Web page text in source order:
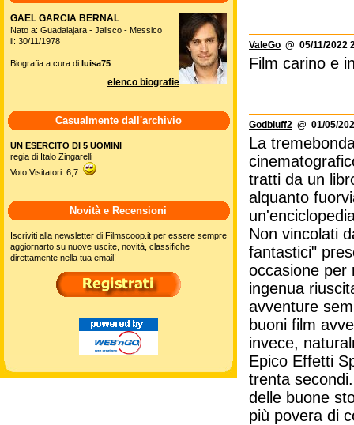
ValeGo @ 05/11/2022
Film carino e
Godbluff2 @ 01/05/
La
tratti da un
alquanto
Non vincolati
fantastici"
occasione per
ingenua
avventure
buoni film
invece,
Epico Effetti
trenta
delle buone
più povera di
GAEL GARCIA BERNAL
Nato a: Guadalajara - Jalisco - Messico
il: 30/11/1978
Biografia a cura di luisa75
elenco biografie
Casualmente dall'archivio
UN ESERCITO DI 5 UOMINI
regia di Italo Zingarelli
Voto Visitatori: 6,7
Novità e Recensioni
Iscriviti alla newsletter di Filmscoop.it per essere sempre
aggiornarto su nuove uscite, novità, classifiche
direttamente nella tua email!